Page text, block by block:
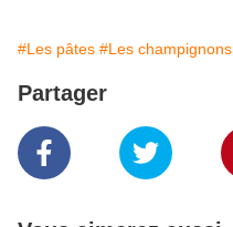
#Les pâtes #Les champignons
Partager